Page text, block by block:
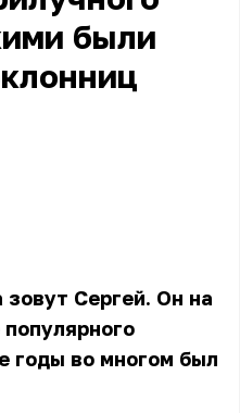
были
Сергей. Он на
годы во многом был